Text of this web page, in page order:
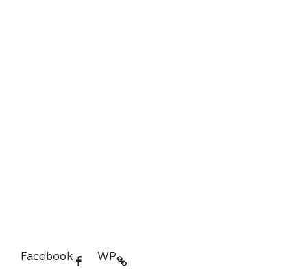
Facebook WP